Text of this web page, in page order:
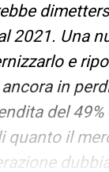
2021. Una
e
in
del
quanto il